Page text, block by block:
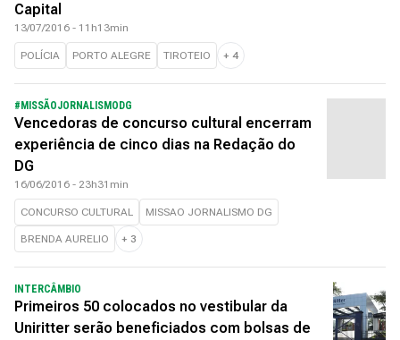
Capital
13/07/2016 - 11h13min
POLÍCIA PORTO ALEGRE TIROTEIO + 4
#MISSÃOJORNALISMODG
Vencedoras de concurso cultural encerram
experiência de cinco dias na Redação do
DG
16/06/2016 - 23h31min
CONCURSO CULTURAL MISSAO JORNALISMO DG
BRENDA AURELIO + 3
INTERCÂMBIO
Primeiros 50 colocados no vestibular da
Uniritter serão beneficiados com bolsas de